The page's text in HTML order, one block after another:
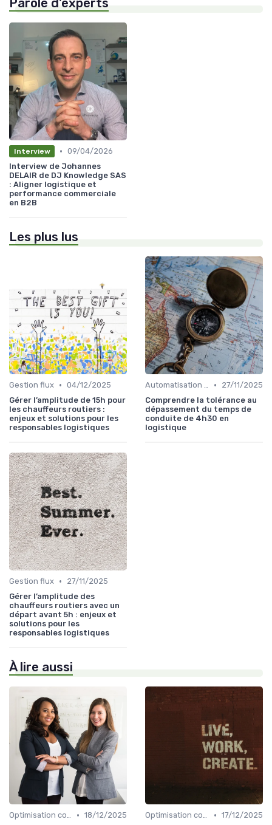
Parole d'experts
Interview • 09/04/2026
Interview de Johannes
DELAIR de DJ Knowledge SAS
: Aligner logistique et
performance commerciale
en B2B
Les plus lus
Gestion flux • 04/12/2025
Gérer l’amplitude de 15h pour
les chauffeurs routiers :
enjeux et solutions pour les
responsables logistiques
Automatisation processus •
27/11/2025
Comprendre la tolérance au
dépassement du temps de
conduite de 4h30 en
logistique
Gestion flux •
27/11/2025
Gérer l’amplitude des
chauffeurs routiers avec un
départ avant 5h : enjeux et
solutions pour les
responsables logistiques
À lire aussi
Optimisation coûts • 18/12/2025
Optimisation coûts • 17/12/2025